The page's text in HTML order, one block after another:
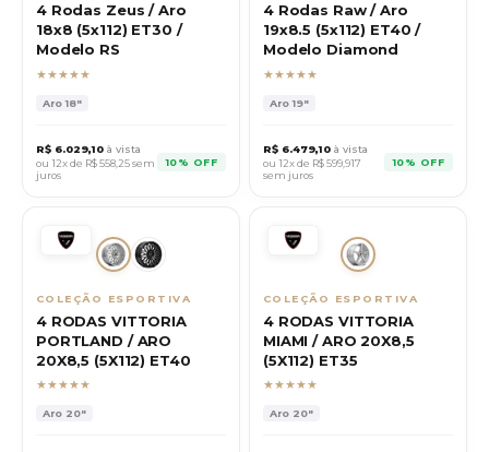
4 Rodas Zeus / Aro
18x8 (5x112) ET30 /
Modelo RS
★★★★★
Aro18"
R$ 6.029,10 à vista
ou 12x de R$558,25sem
juros
10% OFF
4 Rodas Raw / Aro
19x8.5 (5x112) ET40 /
Modelo Diamond
★★★★★
Aro19"
R$ 6.479,10 à vista
ou 12x de R$599,917
sem juros
10% OFF
COLEÇÃO ESPORTIVA
4 RODAS VITTORIA
PORTLAND / ARO
20X8,5 (5X112) ET40
★★★★★
Aro 20"
COLEÇÃO ESPORTIVA
4 RODAS VITTORIA
MIAMI / ARO 20X8,5
(5X112) ET35
★★★★★
Aro 20"